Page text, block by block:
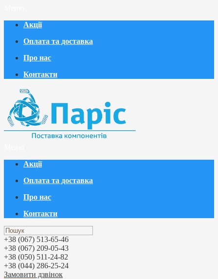
Акції
Оплата та доставка
Про нас
Контакти
Акції
Оплата та доставка
Про нас
Контакти
+38 (067) 513-65-46
+38 (067) 209-05-43
+38 (050) 511-24-82
+38 (044) 286-25-24
Замовити дзвінок